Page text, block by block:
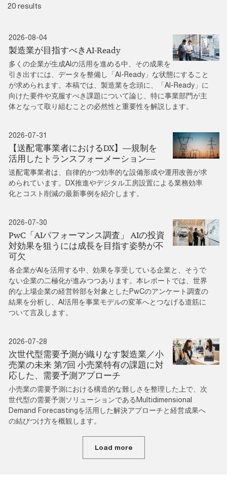
20 results
2026-08-04
製造業が目指すべきAI-Ready
多くの企業が生成AIの活用を進める中、その成果を
引き出すには、データを整備し「AI-Ready」な状態にすること
が求められます。本稿では、製造業を念頭に、「AI-Ready」に
向けた要件や克服すべき課題について論じ、特に事業部門が主
体となって取り組むことの必然性と重要性を解説します。
2026-07-31
【送配電事業者におけるDX】―規制を
活⽤したトランスフォーメーション―
送配電事業者は、⾃律的かつ効率的な設備形成や運⽤改善が求
められています。DX推進やデジタル工房設置による業務効率
化とコスト削減の最新事例を紹介します。
2026-07-30
PwC「AIパフォーマンス調査」 AIの投資
対効果を狙うには成長を目指す姿勢が不
可欠
各企業がAIを活用する中、効果を享受している企業と、そうで
ない企業の二極化が進みつつあります。本レポートでは、世界
的な上場企業の経営幹部を対象としたPwCのアンケート調査の
結果を分析し、AI活用を事業モデルの変革へとつなげる道筋に
ついて言及します。
2026-07-28
次世代型需要予測が織りなす製造業／小
売業の未来 第7回 小売業特有の課題に対
応した、需要予測アプローチ
小売業の需要予測における構造的な難しさを整理した上で、次
世代型の需要予測ソリューションであるMultidimensional
Demand Forecastingを活用した解決アプローチと経営成果へ
の結びつけ方を概観します。
Load more